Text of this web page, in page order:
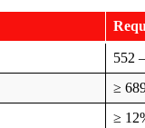
552
≥
≥